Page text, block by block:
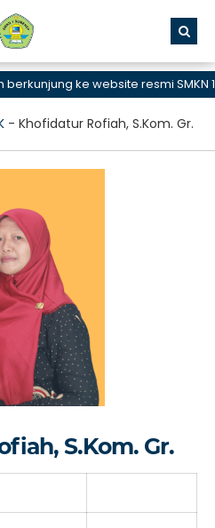
ke website resmi SMKN
- Khofidatur Rofiah, S.Kom. Gr.
S.Kom. Gr.